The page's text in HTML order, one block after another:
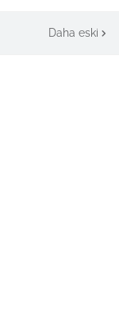
Daha eski